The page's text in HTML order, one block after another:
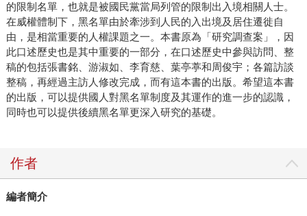
的限制名單，也就是被國民黨當局列管的限制出入境相關人士。
在威權體制下，黑名單由於牽涉到人民的入出境及居住遷徙自
由，是相當重要的人權課題之一。本書原為「研究調查案」，因
此口述歷史也是其中重要的一部分，在口述歷史中參與訪問、整
稿的包括張書銘、游淑如、李育慈、葉亭葶和周俊宇；各篇訪談
整稿，再經過主訪人修改完成，而有這本書的出版。希望這本書
的出版，可以提供國人對黑名單制度及其運作的進一步的認識，
同時也可以提供後續黑名單更深入研究的基礎。
作者
編者簡介